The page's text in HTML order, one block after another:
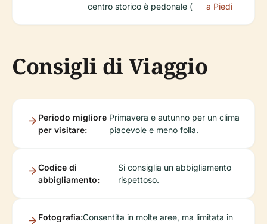
centro storico è pedonale (
a Piedi
Consigli di Viaggio
Periodo migliore
per visitare:
Primavera e autunno per un clima
piacevole e meno folla.
Codice di
abbigliamento:
Si consiglia un abbigliamento
rispettoso.
Fotografia:Consentita in molte aree, ma limitata in